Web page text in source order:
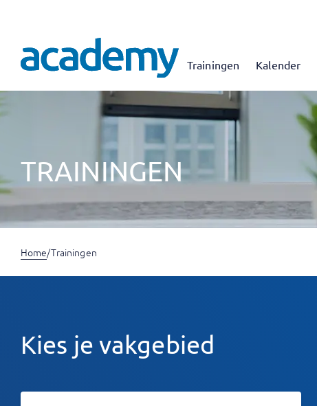
Trainingen Kalender
TRAININGEN
Home/Trainingen
Kies je vakgebied